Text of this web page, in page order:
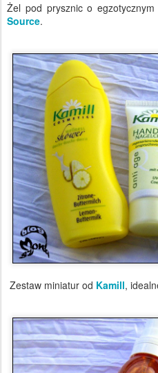
Żel pod prysznic o
Source.
Zestaw miniatur od Kamill,